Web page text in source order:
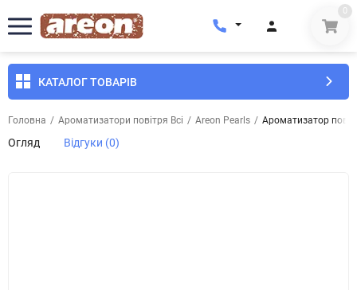
0
КАТАЛОГ ТОВАРІВ
Головна / Ароматизатори повітря Всі / Areon Pearls / Ароматизатор
Огляд Відгуки (0)